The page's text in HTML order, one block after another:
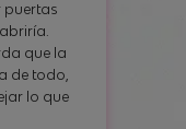
puertas
que la
de todo,
lo que